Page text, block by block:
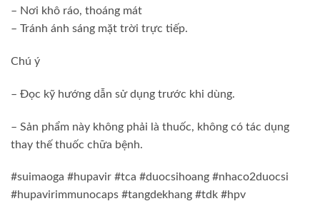
– Nơi khô ráo, thoáng mát
– Tránh ánh sáng mặt trời trực tiếp.
Chú ý
– Đọc kỹ hướng dẫn sử dụng trước khi dùng.
– Sản phẩm này không phải là thuốc, không có tác dụng
thay thế thuốc chữa bệnh.
#suimaoga #hupavir #tca #duocsihoang #nhaco2duocsi
#hupavirimmunocaps #tangdekhang #tdk #hpv